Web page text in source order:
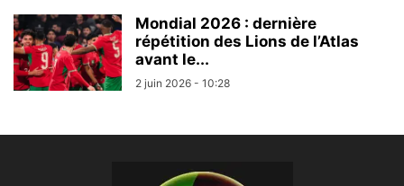
Mondial 2026 : dernière
répétition des Lions de l’Atlas
avant le...
2 juin 2026 - 10:28